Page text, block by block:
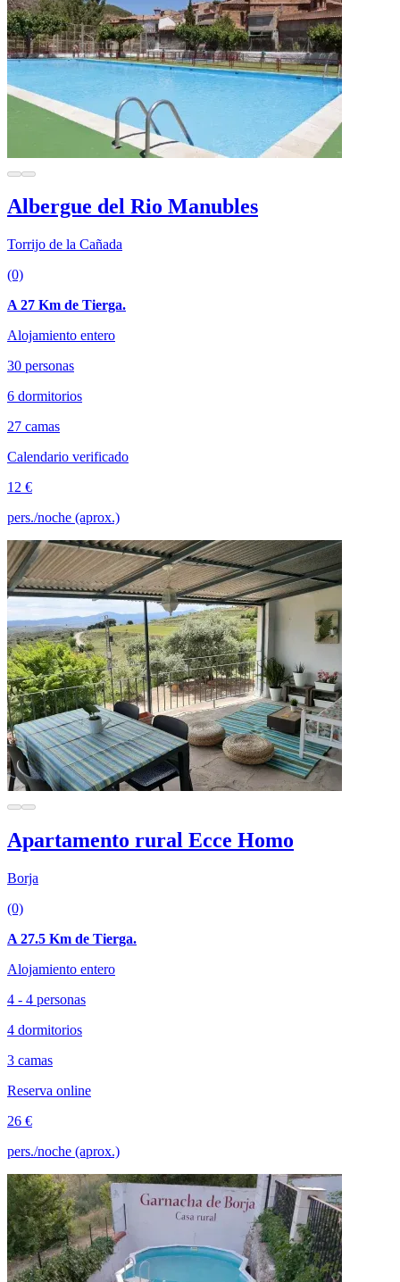
Albergue del Rio Manubles
Torrijo de la Cañada
(0)
A 27 Km de Tierga.
Alojamiento entero
30 personas
6 dormitorios
27 camas
Calendario verificado
12 €
pers./noche (aprox.)
Apartamento rural Ecce Homo
Borja
(0)
A 27.5 Km de Tierga.
Alojamiento entero
4 - 4 personas
4 dormitorios
3 camas
Reserva online
26 €
pers./noche (aprox.)